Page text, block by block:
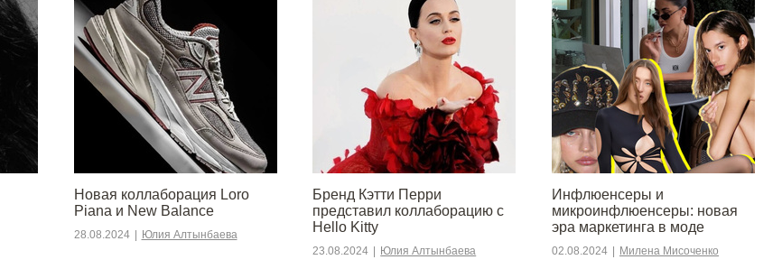
Новая коллаборация Loro
Piana и New Balance
28.08.2024 Юлия Алтынбаева
Бренд Кэтти Перри
представил коллаборацию с
Hello Kitty
23.08.2024 Юлия Алтынбаева
Инфлюенсеры и
микроинфлюенсеры: новая
эра маркетинга в моде
02.08.2024 Милена Мисоченко